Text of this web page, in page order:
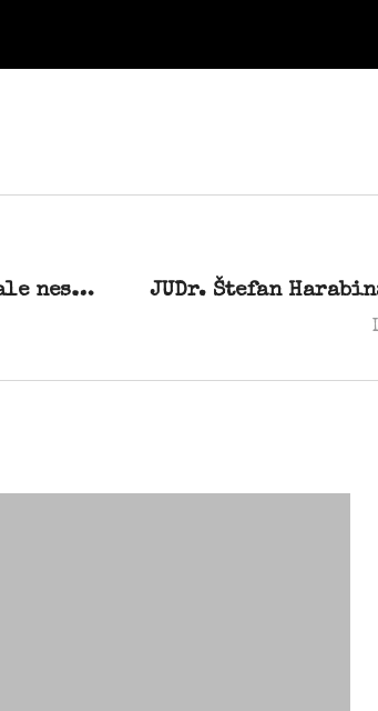
Pavel Ľupták (SNS): „Áno, politika je boj ale nesmieme si pichať nožíky do chrbta“